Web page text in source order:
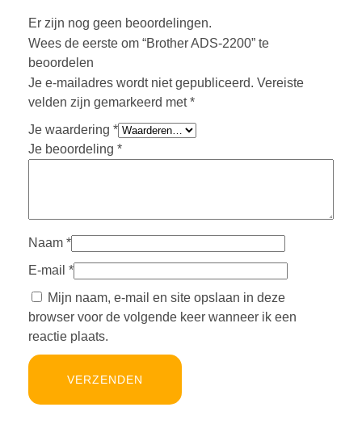
Er zijn nog geen beoordelingen.
Wees de eerste om “Brother ADS-2200” te
beoordelen
Je e-mailadres wordt niet gepubliceerd. Vereiste
velden zijn gemarkeerd met*
Je waardering *
Je beoordeling *
Naam *
E-mail *
Mijn naam, e-mail en site opslaan in deze
browser voor de volgende keer wanneer ik een
reactie plaats.